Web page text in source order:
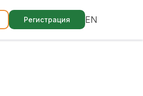
Регистрация EN